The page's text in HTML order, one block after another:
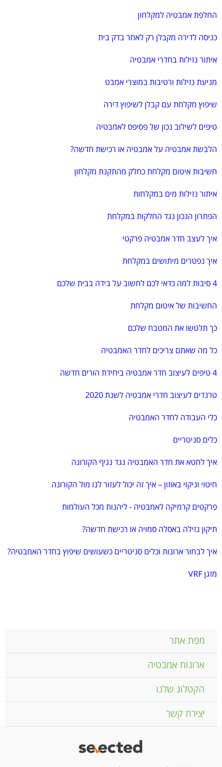
החלפת אמבטיה למקלחון
כניסה לדירה מקבלן רק לאחר בדק בית
איתור נזילות בחדרי אמבטיה
מניעת נזילות ורטיבות במוצרי אמבט
שיפוץ מקלחת עם קבלן לשיפוץ דירה
טיפים לשילוב נכון של פסיפס לאמבטיה
הלבשת אמבטיה על אמבטיה או רכישת חדשה?
חשיבות איטום מקלחת כחלק מהתקנת מקלחון
איתור נזילות מים במקלחות
הפתרון הנכון נגד החלקות במקלחת
איך לעצב חדר אמבטיה פרקטי
איך נפטרים מיתושים במקלחת
4 סיבות למה כדאי לכם לחשוב על בידה בבית שלכם
החשיבות של איטום מקלחת
כך תלטשו את המטבח שלכם
כל מה שאתם צריכים לחדר האמבטיה
4 טיפים לעיצוב חדר אמבטיה ביחידת הורים חדשה
טרנדים לעיצוב חדרי אמבטיה לשנת 2020
כלי העבודה לחדר האמבטיה
כלים סניטריים
איך לחטא את חדר האמבטיה נגד נגיף הקורונה
חיטוי וניקוי באוזון – איך זה יכול לעזור לנו מול הקורונה
פרקטים קרמיקה לאמבטיה - ליהנות מכל העולמות
תיקון נזילה באסלה סמויה או רכישת חדשה?
איך לבחור ארונות וכלים סניטריים כשעושים שיפוץ בחדר האמבטיה?
מזגן VRF
מפת אתר
ארונות אמבטיה
הקטלוג שלנו
יצירת קשר